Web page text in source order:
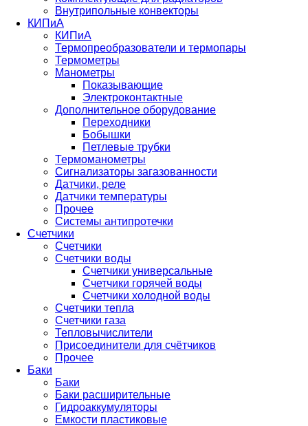
Внутрипольные конвекторы
КИПиА
КИПиА
Термопреобразователи и термопары
Термометры
Манометры
Показывающие
Электроконтактные
Дополнительное оборудование
Переходники
Бобышки
Петлевые трубки
Термоманометры
Сигнализаторы загазованности
Датчики, реле
Датчики температуры
Прочее
Системы антипротечки
Счетчики
Счетчики
Счетчики воды
Счетчики универсальные
Счетчики горячей воды
Счетчики холодной воды
Счетчики тепла
Счетчики газа
Тепловычислители
Присоединители для счётчиков
Прочее
Баки
Баки
Баки расширительные
Гидроаккумуляторы
Емкости пластиковые